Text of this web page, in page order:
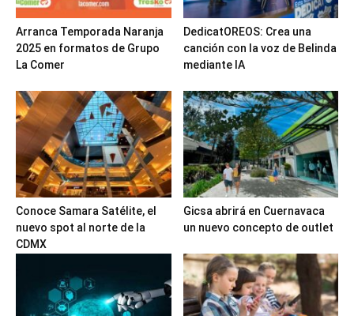
Arranca Temporada Naranja
2025 en formatos de Grupo
La Comer
DedicatOREOS: Crea una
canción con la voz de Belinda
mediante IA
Conoce Samara Satélite, el
nuevo spot al norte de la
CDMX
Gicsa abrirá en Cuernavaca
un nuevo concepto de outlet